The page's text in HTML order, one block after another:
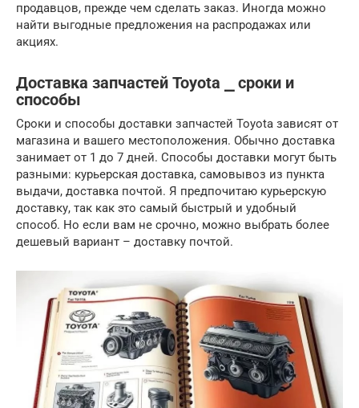
продавцов, прежде чем сделать заказ. Иногда можно
найти выгодные предложения на распродажах или
акциях.
Доставка запчастей Toyota ⎯ сроки и
способы
Сроки и способы доставки запчастей Toyota зависят от
магазина и вашего местоположения. Обычно доставка
занимает от 1 до 7 дней. Способы доставки могут быть
разными: курьерская доставка, самовывоз из пункта
выдачи, доставка почтой. Я предпочитаю курьерскую
доставку, так как это самый быстрый и удобный
способ. Но если вам не срочно, можно выбрать более
дешевый вариант – доставку почтой.